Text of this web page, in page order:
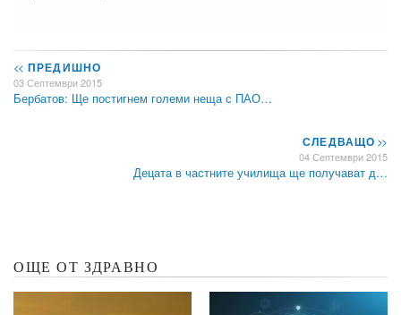
<< ПРЕДИШНО
03 Септември 2015
Бербатов: Ще постигнем големи неща с ПАО…
СЛЕДВАЩО>>
04 Септември 2015
Децата в частните училища ще получават д…
ОЩЕ ОТ ЗДРАВНО